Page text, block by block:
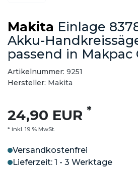
Makita Einlage
Akku-
passend in Makpac
Artikelnummer: 9251
Hersteller: Makita
24,90 EUR *
* inkl. 19 % MwSt.
Versandkostenfrei
Lieferzeit: 1 - 3 Werktage